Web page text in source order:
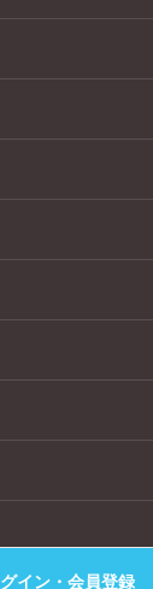
イン・会員登録